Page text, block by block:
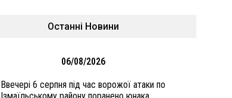
Останні Новини
06/08/2026
Ввечері 6 серпня під час ворожої атаки по